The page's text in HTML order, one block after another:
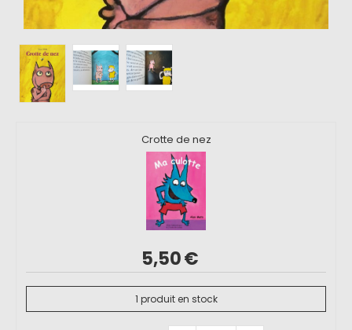
Crotte de nez
5,50€
1 produit en stock